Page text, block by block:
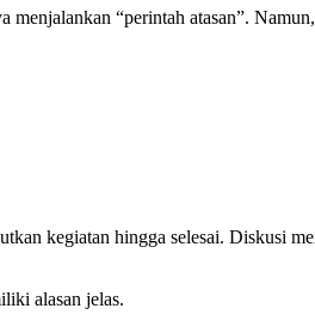
“perintah atasan”.
kegiatan hingga selesai. Diskusi
alasan jelas.